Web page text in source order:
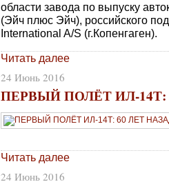
области завода по выпуску
(Эйч плюс Эйч), российского
International A/S (г.Копенгаген).
Читать далее
24 Июнь 2016
ПЕРВЫЙ ПОЛЁТ ИЛ-14Т:
Читать далее
24 Июнь 2016